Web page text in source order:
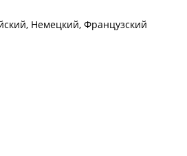
Немецкий, Французский